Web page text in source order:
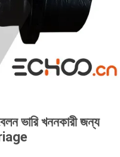
ভারি খননকারী জন্য